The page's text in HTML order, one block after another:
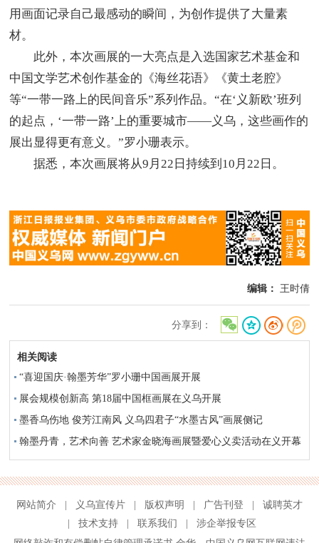
用画面记录自己最感动的瞬间，为创作提供了大量素
材。
此外，本次画展的一大亮点是入选国家艺术基金和
中国文学艺术创作基金的《海丝花语》《黄土老腔》
等“一带一路上的民间音乐”系列作品。“在‘义新欧’班列
的起点，‘一带一路’上的重要城市——义乌，这些画作的
展出显得更有意义。”罗小珊表示。
据悉，本次画展将从9月22日持续到10月22日。
编辑： 王时倩
分享到：
相关阅读
“喜迎国庆·翰墨芳华”罗小珊中国画展开展
展会规模创新高 第18届中国框画展在义乌开展
墨香乌伤地 俊芳江南风 义乌四君子“水墨古风”画展侧记
翰墨丹青，艺术向善 艺术家金晓海画展暨爱心义卖活动在义开幕
网站简介 义乌宣传片 版权声明 广告刊登
诚聘英才
技术支持 联系我们
涉企举报专区